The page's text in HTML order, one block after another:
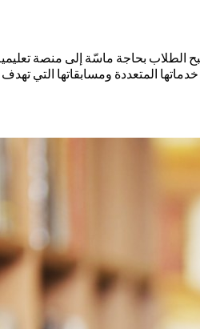
الطلاب بحاجة ماسّة إلى منصة
المتعددة ومسابقاتها التي